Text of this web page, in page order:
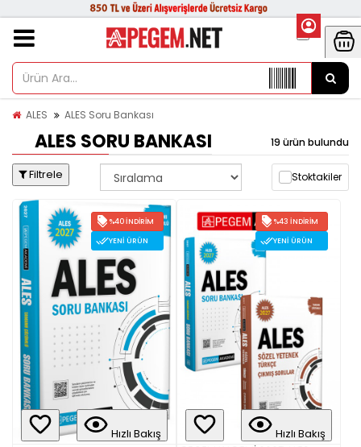
ALES ALES Soru Bankası
ALES SORU BANKASI 19 ürün bulundu
Filtrele Stoktakiler
%40 İNDIRIM
YENI ÜRÜN
Hızlı Bakış
%43 İNDIRIM
YENI ÜRÜN
Hızlı Bakış